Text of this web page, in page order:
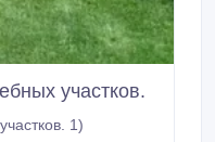
участков.
1)